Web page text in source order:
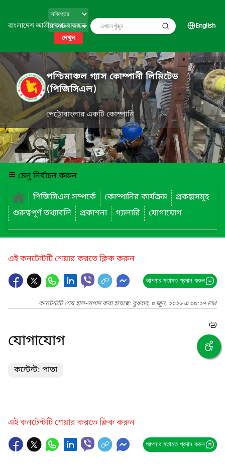
বাংলাদেশ জাতীয় তথ্য বাতায়ন
দেখুন
English
পশ্চিমাঞ্চল গ্যাস কোম্পানী লিমিটেড
(পিজিসিএল)
পেট্রোবাংলার একটি কোম্পানি
মেনু নির্বাচন করুন
পিজিসিএল সম্পর্কে
কোম্পানির কার্যক্রম
প্রকল্পসমূহ
গুরুত্বপূর্ণ তথ্যাবলি
প্রকাশনা গ্যালারি যোগাযোগ
এই কনটেন্টটি শেয়ার করতে ক্লিক করুন
আপনার মতামত প্রদান করুন
কনটেন্টটি শেষ হাল-নাগাদ করা হয়েছে: বুধবার, ৩ জুন, ২০২৬ এ ০৩:২৭ PM
যোগাযোগ
কন্টেন্ট: পাতা
এই কনটেন্টটি শেয়ার করতে ক্লিক করুন
আপনার মতামত প্রদান করুন